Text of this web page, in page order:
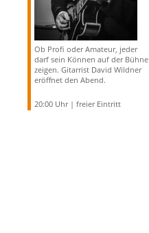
Ob Profi oder Amateur, jeder
darf sein Können auf der Bühne
zeigen. Gitarrist David Wildner
eröffnet den Abend.
20:00 Uhr | freier Eintritt